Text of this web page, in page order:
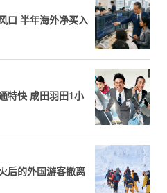
口 半年海外净买入
特快 成田羽田1小
后的外国游客撤离